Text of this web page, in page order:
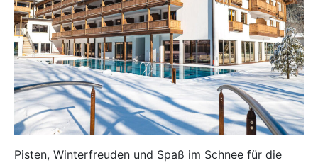
Pisten, Winterfreuden und Spaß im Schnee für die